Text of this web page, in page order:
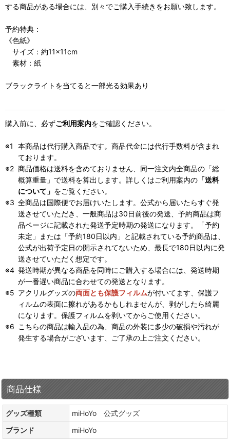
する商品がある場合には、別々でご購入手続きをお願い致します。
予約特典：
《色紙》
サイズ：約11×11cm
素材：紙
ブラックライトを当てると一部光る効果あり
購入前に、必ずご利用案内をご確認ください。
本商品は代行購入商品です。商品代金には代行手数料が含まれ
ております。
商品価格は送料を含めておりません、同一注文内全商品の「総
概算重量」で送料を算出します。詳しくはご利用案内の 「送料
について」 をご覧ください。
全商品は国際便でお届けいたします。公式から届いたらすぐ発
送させていただき、一般商品は30日前後の発送、予約商品は商
品ページに記載された発送予定時期の発送になります。「予約
未定」または「予約180日以内」と記載されている予約商品は、
公式が出荷予定日の開示されてないため、最長で180日以内に発
送させていただく想定です。
発送時期が異なる商品を同時にご購入する場合には、発送時期
が一番遅い商品に合わせての発送となります。
アクリルグッズの両面とも保護フィルムが付いてます、保護フ
ィルムの表面に擦れがあるかもしれませんが、剥がしたら綺麗
になります。保護フィルムを剥いてからご使用ください。
こちらの商品は輸入品の為、商品の外装に多少の破損や汚れが
発生する場合がございます、ご了承の上ご注文ください。
商品仕様
グッズ種類
miHoYo 公式グッズ
ブランド
miHoYo